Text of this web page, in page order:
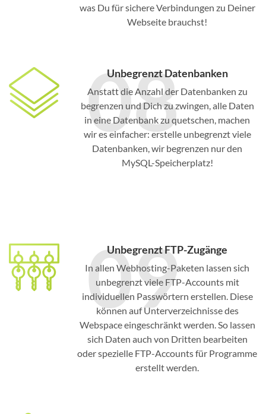
was Du für sichere Verbindungen zu Deiner
Webseite brauchst!
08
Unbegrenzt Datenbanken
Anstatt die Anzahl der Datenbanken zu
begrenzen und Dich zu zwingen, alle Daten
in eine Datenbank zu quetschen, machen
wir es einfacher: erstelle unbegrenzt viele
Datenbanken, wir begrenzen nur den
MySQL-Speicherplatz!
09
Unbegrenzt FTP-Zugänge
In allen Webhosting-Paketen lassen sich
unbegrenzt viele FTP-Accounts mit
individuellen Passwörtern erstellen. Diese
können auf Unterverzeichnisse des
Webspace eingeschränkt werden. So lassen
sich Daten auch von Dritten bearbeiten
oder spezielle FTP-Accounts für Programme
erstellt werden.